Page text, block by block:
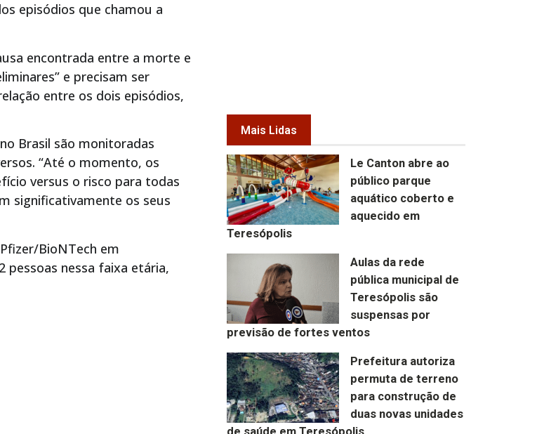
episódios que chamou a
encontrada entre a morte e
e precisam ser
entre os dois episódios,
Brasil são monitoradas
“Até o momento, os
versus o risco para todas
significativamente os seus
BioNTech em
pessoas nessa faixa etária,
Mais Lidas
Le Canton abre ao
público parque
aquático coberto e
aquecido em
Teresópolis
Aulas da rede
pública municipal de
Teresópolis são
suspensas por
previsão de fortes ventos
Prefeitura autoriza
permuta de terreno
para construção de
duas novas unidades
de saúde em Teresópolis